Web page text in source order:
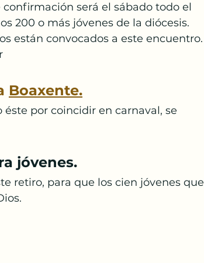
será el sábado todo el
200 o más jóvenes de la diócesis.
están convocados a este encuentro.
Boaxente.
por coincidir en carnaval, se
jóvenes.
retiro, para que los cien jóvenes que